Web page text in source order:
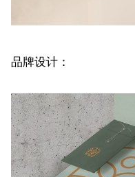
品牌设计：